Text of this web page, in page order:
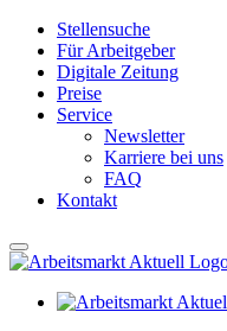
Stellensuche
Für Arbeitgeber
Digitale Zeitung
Preise
Service
Newsletter
Karriere bei uns
FAQ
Kontakt